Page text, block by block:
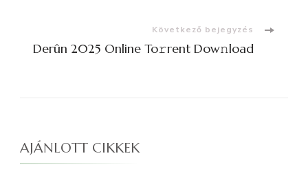
Következő bejegyzés
Derûn 2025 Online To𝚛rent Dow𝚗load
AJÁNLOTT CIKKEK